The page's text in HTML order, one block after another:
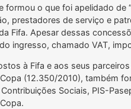
formou o que foi apelidado
prestadores de serviço e
Fifa. Apesar dessas
ingresso, chamado VAT,
à Fifa e aos seus
(12.350/2010), também
Sociais, PIS-